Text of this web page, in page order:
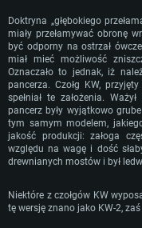
Doktryna „głębokiego
miały przełamywać obronę
być odporny na ostrzał
miał mieć możliwość
Oznaczało to jednak, iż
pancerza. Czołg KW,
spełniał te założenia.
pancerz były wyjątkowo
tym samym modelem,
jakość produkcji: załoga
względu na wagę i dość
drewnianych mostów i był
Niektóre z czołgów KW
tę wersję znano jako KW-2,